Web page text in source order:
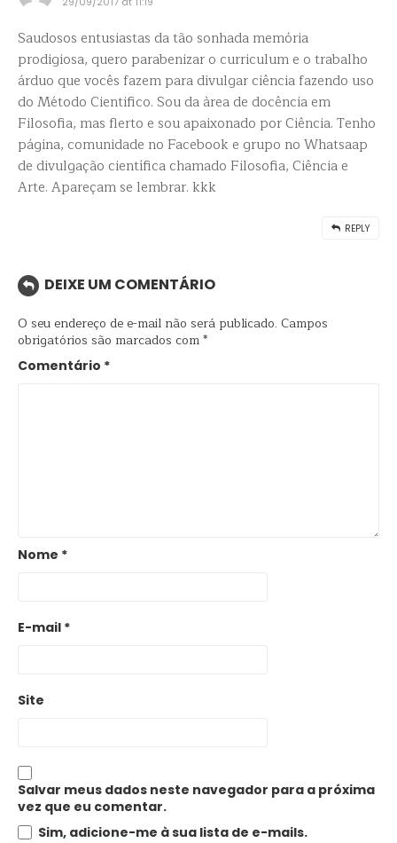
Saudosos entusiastas da tão sonhada memória
prodigiosa, quero parabenizar o curriculum e o trabalho
árduo que vocês fazem para divulgar ciência fazendo uso
do Método Cientifico. Sou da àrea de docência em
Filosofia, mas flerto e sou apaixonado por Ciência. Tenho
página, comunidade no Facebook e grupo no Whatsaap
de divulgação científica chamado Filosofia, Ciência e
Arte. Apareçam se lembrar. kkk
REPLY
DEIXE UM COMENTÁRIO
O seu endereço de e-mail não será publicado. Campos
obrigatórios são marcados com*
Comentário *
Nome *
E-mail *
Site
Salvar meus dados neste navegador para a próxima
vez que eu comentar.
Sim, adicione-me à sua lista de e-mails.